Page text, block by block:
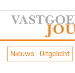
Nieuws Uitgelicht